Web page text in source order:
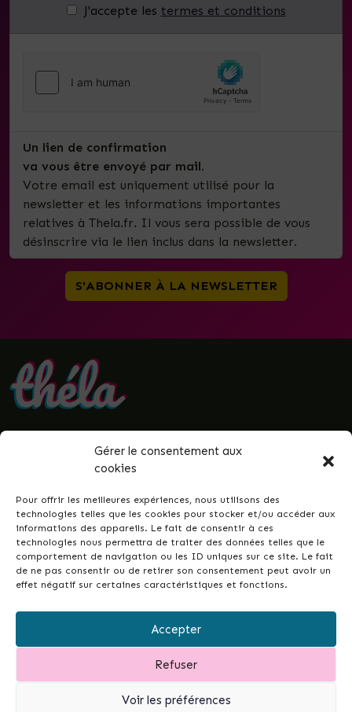
Gérer le consentement aux
cookies
Pour offrir les meilleures expériences, nous utilisons des
technologies telles que les cookies pour stocker et/ou accéder aux
informations des appareils. Le fait de consentir à ces
technologies nous permettra de traiter des données telles que le
comportement de navigation ou les ID uniques sur ce site. Le fait
de ne pas consentir ou de retirer son consentement peut avoir un
effet négatif sur certaines caractéristiques et fonctions.
Accepter
Refuser
Voir les préférences
J'accepte les termes et conditions
Un lien de confirmation
va vous être envoyé par mail.
Votre email est uniquement utilisé pour la
newsletter et les informations importantes
relatives à Thela.fr. Il vous sera possible de vous
désinscrire via le lien inclus dans la newsletter.
• Politique de confidentialité
• Mentions légales
• Termes et conditions
• Guenrouët.fr
© 2026 Théla -Nicolas Le Gall
Ce site dans votre commune ?
tous•tes, permettant de développer les liens
intergénérationnels et la vie de votre ville ou
Contactez-moi pour en discuter.